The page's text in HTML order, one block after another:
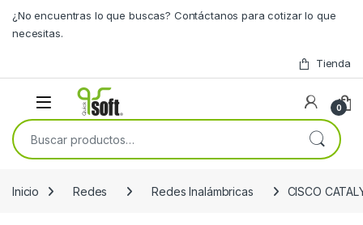
¿No encuentras lo que buscas? Contáctanos para cotizar lo que
necesitas.
Tienda
0
Buscar por:
Inicio Redes Redes Inalámbricas CISCO